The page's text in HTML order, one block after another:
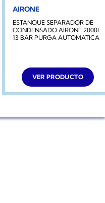
AIRONE
ESTANQUE SEPARADOR DE
CONDENSADO AIRONE 2000L
13 BAR PURGA AUTOMATICA
VER PRODUCTO